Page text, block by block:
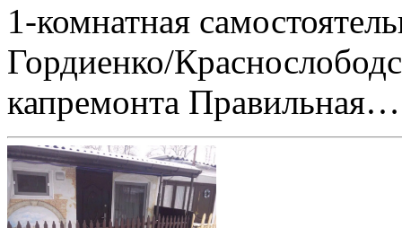
1-комнатная
Гордиенко/
капремонта Правильная…